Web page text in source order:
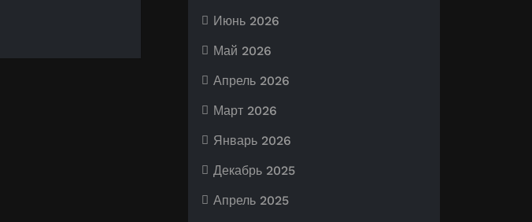
Июнь 2026
Май 2026
Апрель 2026
Март 2026
Январь 2026
Декабрь 2025
Апрель 2025